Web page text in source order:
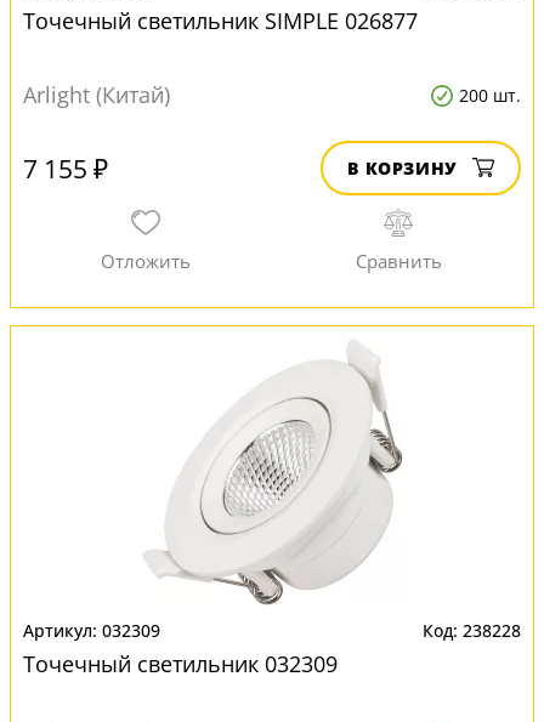
Точечный светильник SIMPLE 026877
Arlight (Китай) 200 шт.
7 155 ₽ В КОРЗИНУ
032309 238228
Точечный светильник 032309